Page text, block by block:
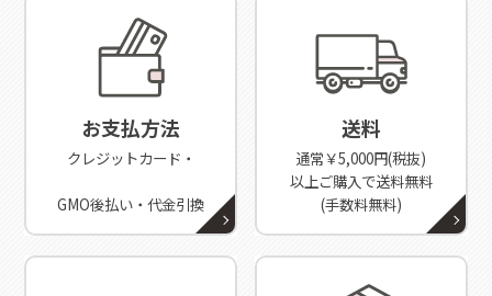
お支払方法
クレジットカード・
GMO後払い・代金引換
送料
通常￥5,000円(税抜)
以上ご購入で送料無料
(手数料無料)